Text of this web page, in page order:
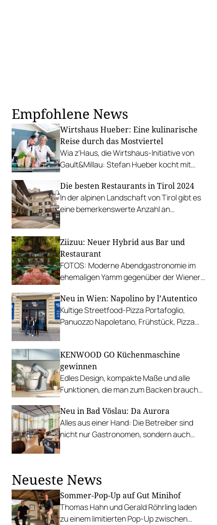
Empfohlene News
Wirtshaus Hueber: Eine kulinarische
Reise durch das Mostviertel
Wia z'Haus, die Wirtshaus-Initiative von
Gault&Millau: Stefan Hueber kocht mit
Ochsenbackerl.
Die besten Restaurants in Tirol 2024
In der alpinen Landschaft von Tirol gibt es
eine bemerkenswerte Anzahl an
Ziizuu: Neuer Hybrid aus Bar und
Restaurant
FOTOS: Moderne Abendgastronomie im
ehemaligen Yamm gegenüber der Wiener
Neu in Wien: Napolino by l’Autentico
Kultige Streetfood-Pizza Portafoglio,
Panuozzo Napoletano, Frühstück, Pizza
KENWOOD GO Küchenmaschine
gewinnen
Edles Design, kompakte Maße und alle
Funktionen, die man zum Backen braucht.
Neu in Bad Vöslau: Da Aurora
Alles aus einer Hand: Die Betreiber sind
nicht nur Gastronomen, sondern auch
Neueste News
Sommer-Pop-Up auf Gut Minihof
Thomas Hahn und Gerald Röhrling laden
zu einem limitierten Pop-Up zwischen